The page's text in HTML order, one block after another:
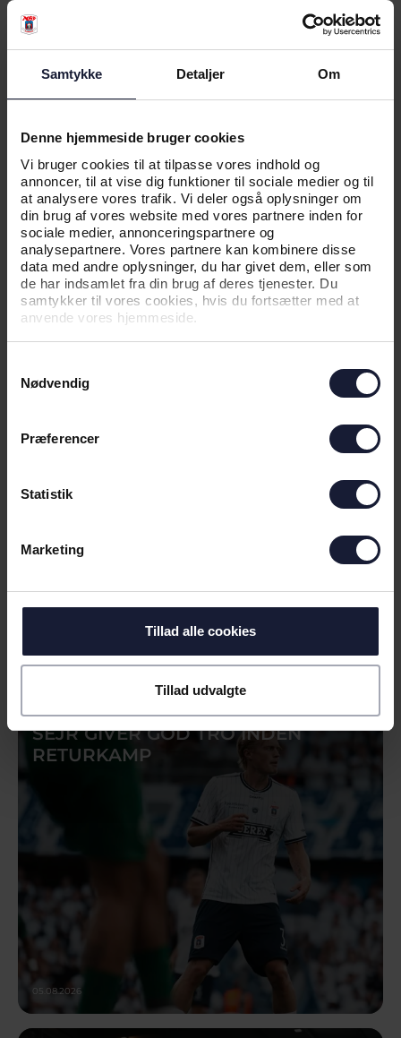
Samtykke Detaljer Om
Denne hjemmeside bruger cookies
Vi bruger cookies til at tilpasse vores indhold og
annoncer, til at vise dig funktioner til sociale medier og til
at analysere vores trafik. Vi deler også oplysninger om
din brug af vores website med vores partnere inden for
sociale medier, annonceringspartnere og
analysepartnere. Vores partnere kan kombinere disse
data med andre oplysninger, du har givet dem, eller som
de har indsamlet fra din brug af deres tjenester. Du
samtykker til vores cookies, hvis du fortsætter med at
anvende vores hjemmeside.
Nødvendig
Præferencer
Statistik
Marketing
Tillad alle cookies
Tillad udvalgte
KLAR TIL RETURKAMP: TIRSDAG
GÆLDER DET
07.08.2026
NYHED
TRANSPORT-EKSPERT NY
PARTNER: VELKOMMEN TIL NTG
SEJR GIVER GOD TRO INDEN
RETURKAMP
05.08.2026